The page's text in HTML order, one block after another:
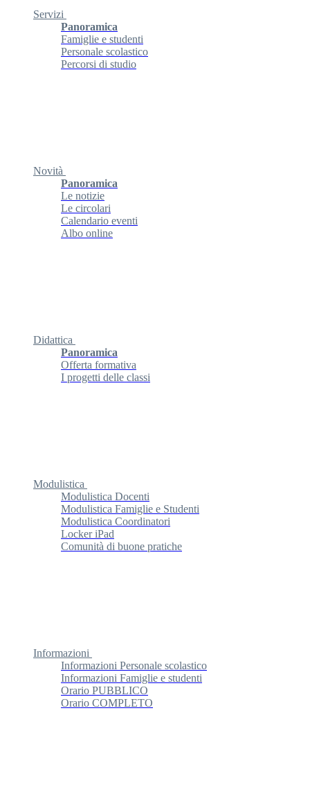
Servizi
Panoramica
Famiglie e studenti
Personale scolastico
Percorsi di studio
Novità
Panoramica
Le notizie
Le circolari
Calendario eventi
Albo online
Didattica
Panoramica
Offerta formativa
I progetti delle classi
Modulistica
Modulistica Docenti
Modulistica Famiglie e Studenti
Modulistica Coordinatori
Locker iPad
Comunità di buone pratiche
Informazioni
Informazioni Personale scolastico
Informazioni Famiglie e studenti
Orario PUBBLICO
Orario COMPLETO